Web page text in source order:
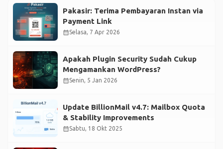
Pakasir: Terima Pembayaran Instan via
Payment Link
calendar_monthSelasa, 7 Apr 2026
Apakah Plugin Security Sudah Cukup
Mengamankan WordPress?
calendar_monthSenin, 5 Jan 2026
Update BillionMail v4.7: Mailbox Quota
& Stability Improvements
calendar_monthSabtu, 18 Okt 2025